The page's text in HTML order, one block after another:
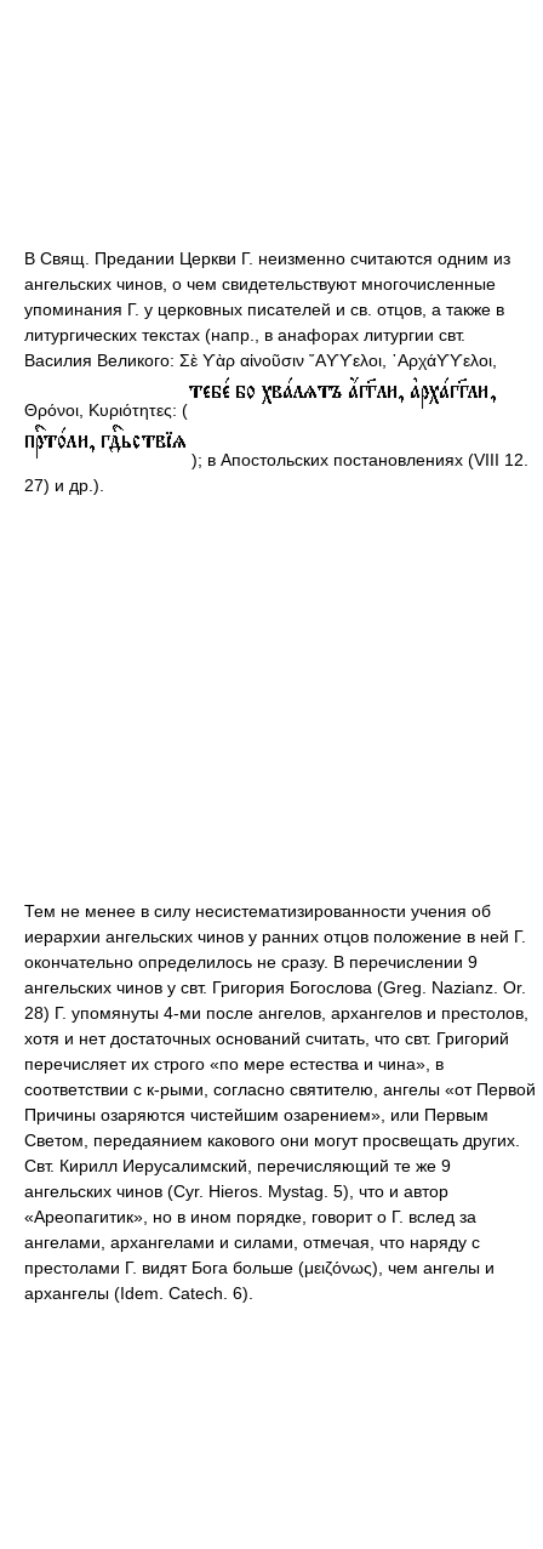
В Свящ. Предании Церкви Г. неизменно считаются одним из
ангельских чинов, о чем свидетельствуют многочисленные
упоминания Г. у церковных писателей и св. отцов, а также в
литургических текстах (напр., в анафорах литургии свт.
Василия Великого: Σὲ ϒὰρ αἰνοῦσιν ῎Αϒϒελοι, ᾿Αρχάϒϒελοι,
Θρόνοι, Κυριότητες: (
); в Апостольских постановлениях (VIII 12.
27) и др.).
Тем не менее в силу несистематизированности учения об
иерархии ангельских чинов у ранних отцов положение в ней Г.
окончательно определилось не сразу. В перечислении 9
ангельских чинов у свт. Григория Богослова (Greg. Nazianz. Or.
28) Г. упомянуты 4-ми после ангелов, архангелов и престолов,
хотя и нет достаточных оснований считать, что свт. Григорий
перечисляет их строго «по мере естества и чина», в
соответствии с к-рыми, согласно святителю, ангелы «от Первой
Причины озаряются чистейшим озарением», или Первым
Светом, передаянием какового они могут просвещать других.
Свт. Кирилл Иерусалимский, перечисляющий те же 9
ангельских чинов (Сyr. Hieros. Mystag. 5), что и автор
«Ареопагитик», но в ином порядке, говорит о Г. вслед за
ангелами, архангелами и силами, отмечая, что наряду с
престолами Г. видят Бога больше (μειζόνως), чем ангелы и
архангелы (Idem. Catech. 6).